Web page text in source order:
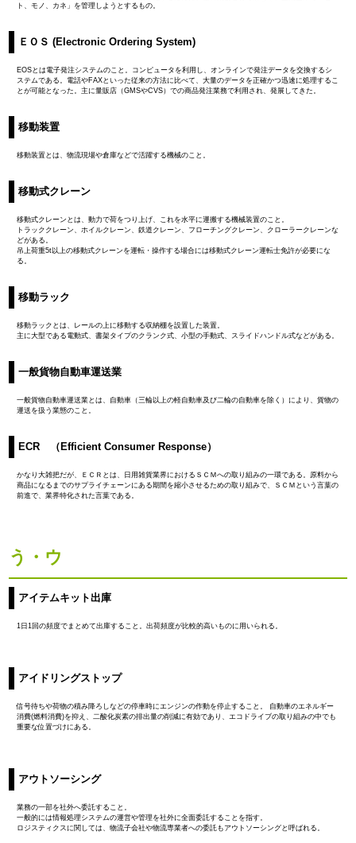
ト、モノ、カネ」を管理しようとするもの。
ＥＯＳ (Electronic Ordering System)
EOSとは電子発注システムのこと。コンピュータを利用し、オンラインで発注データを交換するシ
ステムである。電話やFAXといった従来の方法に比べて、大量のデータを正確かつ迅速に処理するこ
とが可能となった。主に量販店（GMSやCVS）での商品発注業務で利用され、発展してきた。
移動装置
移動装置とは、物流現場や倉庫などで活躍する機械のこと。
移動式クレーン
移動式クレーンとは、動力で荷をつり上げ、これを水平に運搬する機械装置のこと。
トラッククレーン、ホイルクレーン、鉄道クレーン、フローチングクレーン、クローラークレーンな
どがある。
吊上荷重5t以上の移動式クレーンを運転・操作する場合には移動式クレーン運転士免許が必要にな
る。
移動ラック
移動ラックとは、レールの上に移動する収納棚を設置した装置。
主に大型である電動式、書架タイプのクランク式、小型の手動式、スライドハンドル式などがある。
一般貨物自動車運送業
一般貨物自動車運送業とは、自動車（三輪以上の軽自動車及び二輪の自動車を除く）により、貨物の
運送を扱う業態のこと。
ECR （Efficient Consumer Response）
かなり大雑把だが、 ＥＣＲ とは、日用雑貨業界におけるＳＣＭへの取り組みの一環である。原料から
商品になるまでのサプライチェーンにある期間を縮小させるための取り組みで、ＳＣＭという言葉の
前進で、業界特化された言葉である。
う・ウ
アイテムキット出庫
1日1回の頻度でまとめて出庫すること。出荷頻度が比較的高いものに用いられる。
アイドリングストップ
信号待ちや荷物の積み降ろしなどの停車時にエンジンの作動を停止すること。 自動車のエネルギー
消費(燃料消費)を抑え、二酸化炭素の排出量の削減に有効であり、エコドライブの取り組みの中でも
重要な位置づけにある。
アウトソーシング
業務の一部を社外へ委託すること。
一般的には情報処理システムの運営や管理を社外に全面委託することを指す。
ロジスティクスに関しては、物流子会社や物流専業者への委託もアウトソーシングと呼ばれる。